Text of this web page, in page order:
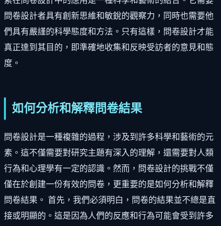
問卷設計者具有創新思維和敏銳的觀察力，同時也需要他
們具有嚴謹的科學態度和方法。只有這樣，問卷設計才能
真正達到其目的，即準確地收集和反映受訪者的意見和態
度。
如何分析和解釋問卷結果
問卷設計是一種複雜的過程，涉及到許多科學和藝術的元
素。這不僅需要對研究主題有深入的理解，還需要對人類
行為和心理學有一定的認識。然而，問卷設計的挑戰不僅
僅在於創建一份有效的問卷，更重要的是如何分析和解釋
問卷結果。 首先，我們必須明白，問卷的結果並不總是直
接或明顯的。這是因為人們的反應和行為可能會受到許多